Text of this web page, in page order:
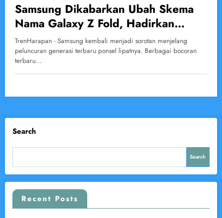
Samsung Dikabarkan Ubah Skema
Nama Galaxy Z Fold, Hadirkan
Varian Ultra untuk Pertama Kalinya
TrenHarapan - Samsung kembali menjadi sorotan menjelang
peluncuran generasi terbaru ponsel lipatnya. Berbagai bocoran
terbaru…
Search
Search
Recent Posts